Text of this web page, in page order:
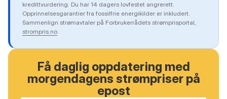
kredittvurdering. Du har 14 dagers lovfestet angrerett.
Opprinnelsesgarantier fra fossilfrie energikilder er inkludert.
Sammenlign strømavtaler på Forbrukerrådets strømprisportal,
strompris.no.
Få daglig oppdatering med
morgendagens strømpriser på
epost